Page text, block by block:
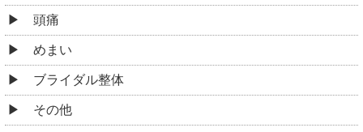
頭痛
めまい
ブライダル整体
その他